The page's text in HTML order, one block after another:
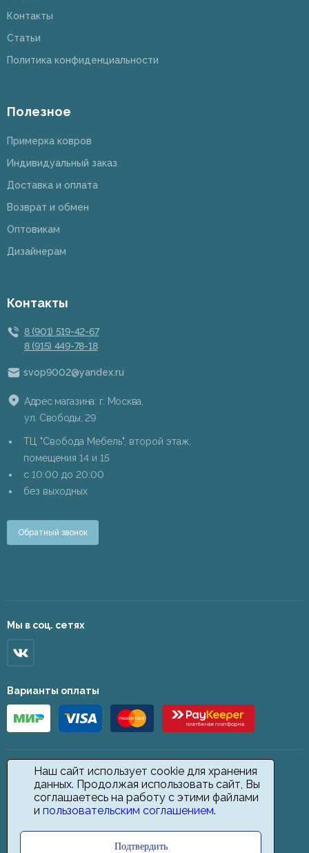
Наш сайт использует cookie для хранения
данных. Продолжая использовать сайт, Вы
соглашаетесь на работу с этими файлами
и пользовательским соглашением.
Подтвердить
Контакты
Статьи
Политика конфиденциальности
Полезное
Примерка ковров
Индивидуальный заказ
Доставка и оплата
Возврат и обмен
Оптовикам
Дизайнерам
Контакты
8 (901) 519-42-67
8 (915) 449-78-18
svop9002@yandex.ru
Адрес магазина: г. Москва,
ул. Свободы, 29
ТЦ "Свобода Мебель", второй этаж,
помещения 14 и 15
c 10:00 до 20:00
без выходных
Обратный звонок
Мы в соц. сетях
Варианты оплаты
2026 © Star Carpet. ИП Кодиров Д. О., ИНН 361605146148. Все права